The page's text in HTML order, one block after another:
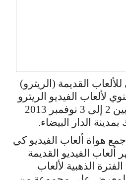
القديمة (الريترو)
لألعاب الفيديو الريترو
) في الفترة ما بين 2 إلى 3 نوفمبر 2013
الدار البيضاء.
هواة ألعاب الفيديو كي
ألعاب الفيديو القديمة
الذهبية لألعاب